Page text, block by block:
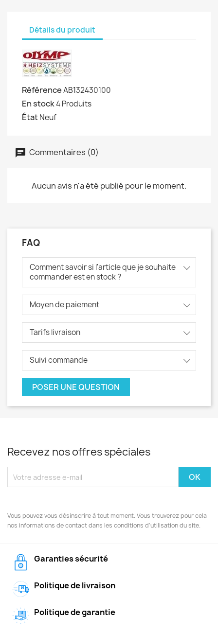
Détails du produit
RéférenceAB132430100
En stock4 Produits
ÉtatNeuf
Commentaires (0)
Aucun avis n'a été publié pour le moment.
FAQ
Comment savoir si l'article que je souhaite
commander est en stock ?
Moyen de paiement
Tarifs livraison
Suivi commande
POSER UNE QUESTION
Recevez nos offres spéciales
Vous pouvez vous désinscrire à tout moment. Vous trouverez pour cela
nos informations de contact dans les conditions d'utilisation du site.
Garanties sécurité
Politique de livraison
Politique de garantie